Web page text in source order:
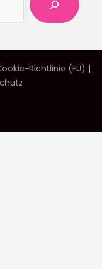
Richtlinie (EU) |